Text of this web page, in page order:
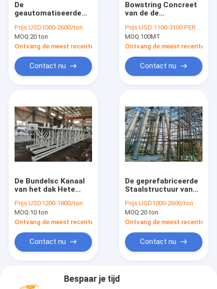
De
geautomatiseerde
Materiaaltransportband
van de Structureel
Staalvervaardiging
Hellingengalerij
Prijs:USD1000-2600/ton
MOQ:20 ton
Ontvang de meest recente Prijs
Contact nu
Bowstring Concreet
van de de
het Rolstaal van de
de Brugstructuur de
Bundelh Gelast Kader
Prijs:USD 1100-3100 PER TON
MOQ:100MT
Ontvang de meest recente
Contact nu
De Bundelsc Kanaal
van het dak Hete
Gegalvaniseerde
Structurele Staal
Gevormde de
Prijs:USD1200-1800/ton
MOQ:10 ton
Ontvang de meest recente Prijs
Contact nu
De geprefabriceerde
Staalstructuur van
Gevogeltehuis van de
Bouwhuizen Toren
van het de Radarweer
Prijs:USD1000-2600/ton
MOQ:20 ton
Ontvang de meest recente
Contact nu
Bespaar je tijd